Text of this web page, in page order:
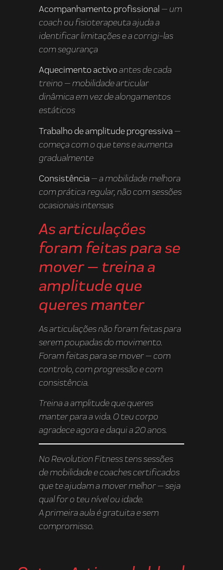
Acompanhamento profissional — um
coach ou fisioterapeuta ajuda a
identificar limitações e a corrigi-las
com segurança
Aquecimento activoantes de cada
treino — mobilidade articular
dinâmica em vez de alongamentos
estáticos
Trabalho de amplitude progressiva —
começa com o que tens e aumenta
gradualmente
Consistência — a mobilidade melhora
com prática regular, não com sessões
ocasionais intensas
As articulações
foram feitas para se
mover — treina a
amplitude que
queres manter
As articulações não foram feitas para
serem poupadas do movimento.
Foram feitas para se mover — com
controlo, com progressão e com
consistência.
Treina a amplitude que queres
manter para a vida. O teu corpo
agradece agora e daqui a 20 anos.
No Revolution Fitness tens sessões
de mobilidade e coaches certificados
que te ajudam a mover melhor — seja
qual for o teu nível ou idade.
A primeira aula é gratuita e sem
compromisso.